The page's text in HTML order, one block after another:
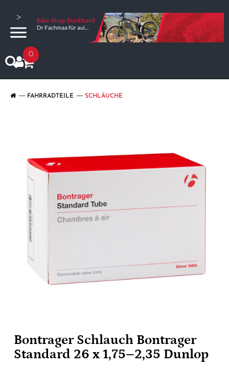
>
0
FAHRRADTEILE SCHLÄUCHE
Bontrager Schlauch Bontrager
Standard 26 x 1,75–2,35 Dunlop